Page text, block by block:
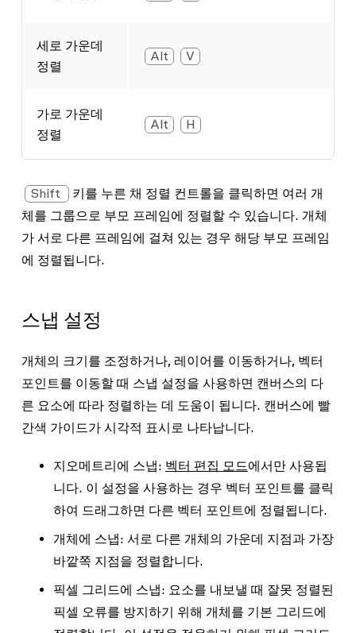
세로 가운데
정렬
Alt V
가로 가운데
정렬
Alt H
Shift
키를 누른 채 정렬 컨트롤을 클릭하면 여러 개
체를 그룹으로 부모 프레임에 정렬할 수 있습니다. 개체
가 서로 다른 프레임에 걸쳐 있는 경우 해당 부모 프레임
에 정렬됩니다.
스냅 설정
개체의 크기를 조정하거나, 레이어를 이동하거나, 벡터
포인트를 이동할 때 스냅 설정을 사용하면 캔버스의 다
른 요소에 따라 정렬하는 데 도움이 됩니다. 캔버스에 빨
간색 가이드가 시각적 표시로 나타납니다.
지오메트리에 스냅: 벡터 편집 모드에서만 사용됩
니다. 이 설정을 사용하는 경우 벡터 포인트를 클릭
하여 드래그하면 다른 벡터 포인트에 정렬됩니다.
개체에 스냅: 서로 다른 개체의 가운데 지점과 가장
바깥쪽 지점을 정렬합니다.
픽셀 그리드에 스냅: 요소를 내보낼 때 잘못 정렬된
픽셀 오류를 방지하기 위해 개체를 기본 그리드에